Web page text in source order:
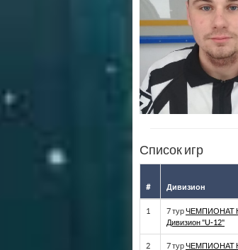
Список игр
# Дивизион
1 7 турЧЕМПИОНАТ
Дивизион "U-12"
2 7 турЧЕМПИОНАТ